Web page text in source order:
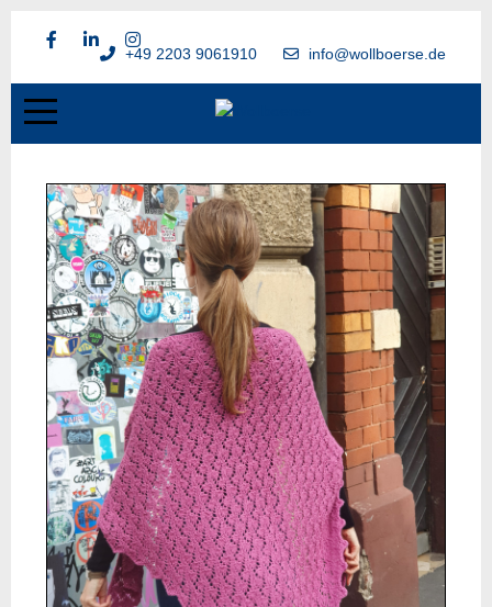
+49 2203 9061910 info@wollboerse.de